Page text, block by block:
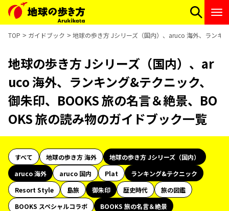
TOP ガイドブック 地球の歩き方 Jシリーズ（国内）、aruco 海外、ランキ
地球の歩き方 Jシリーズ（国内）、ar
uco 海外、ランキング&テクニック、
御朱印、BOOKS 旅の名言＆絶景、BO
OKS 旅の読み物のガイドブック一覧
すべて 地球の歩き方 海外
地球の歩き方 Jシリーズ（国内）
aruco 海外
aruco 国内 Plat
ランキング&テクニック
Resort Style
島旅 御朱印 歴史時代
旅の図鑑
BOOKS スペシャルコラボ
BOOKS 旅の名言＆絶景